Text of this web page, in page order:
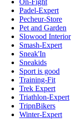
Padel-Expert
Pecheur-Store
Pet and Garden
Slowood Interior
Smash-Expert
Sneak'In
Sneakids
Sport is good
Training-Fit
Trek Expert
Triathlon-Expert
TripnBikers
Winter-Expert